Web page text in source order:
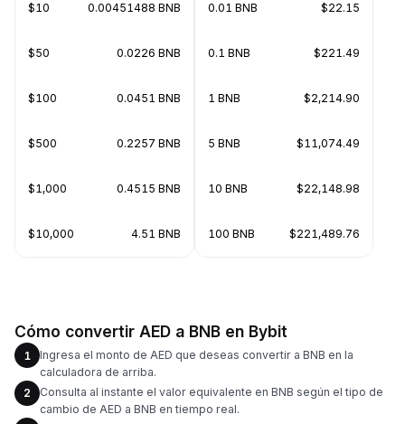
$10 0.00451488 BNB
$50 0.0226 BNB
$100 0.0451 BNB
$500 0.2257 BNB
$1,000 0.4515 BNB
$10,000 4.51 BNB
0.01 BNB $22.15
0.1 BNB $221.49
1 BNB $2,214.90
5 BNB $11,074.49
10 BNB $22,148.98
100 BNB $221,489.76
Cómo convertir AED a BNB en Bybit
1
Ingresa el monto de AED que deseas convertir a BNB en la
calculadora de arriba.
2
Consulta al instante el valor equivalente en BNB según el tipo de
cambio de AED a BNB en tiempo real.